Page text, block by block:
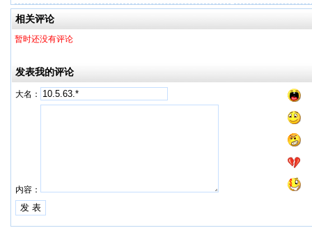
势？
相关评论
暂时还没有评论
发表我的评论
大名：
内容：